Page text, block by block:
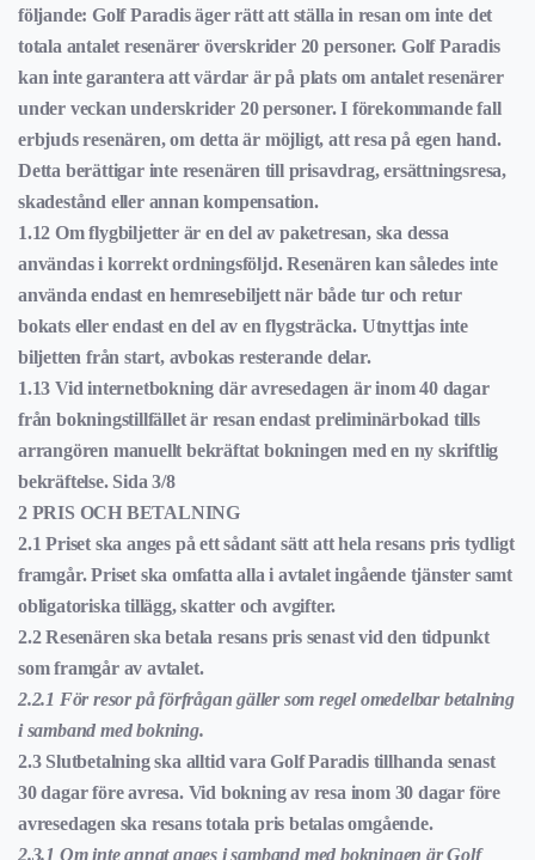
följande: Golf Paradis äger rätt att ställa in resan om inte det
totala antalet resenärer överskrider 20 personer. Golf Paradis
kan inte garantera att värdar är på plats om antalet resenärer
under veckan underskrider 20 personer. I förekommande fall
erbjuds resenären, om detta är möjligt, att resa på egen hand.
Detta berättigar inte resenären till prisavdrag, ersättningsresa,
skadestånd eller annan kompensation.
1.12 Om flygbiljetter är en del av paketresan, ska dessa
användas i korrekt ordningsföljd. Resenären kan således inte
använda endast en hemresebiljett när både tur och retur
bokats eller endast en del av en flygsträcka. Utnyttjas inte
biljetten från start, avbokas resterande delar.
1.13 Vid internetbokning där avresedagen är inom 40 dagar
från bokningstillfället är resan endast preliminärbokad tills
arrangören manuellt bekräftat bokningen med en ny skriftlig
bekräftelse. Sida 3/8
2 PRIS OCH BETALNING
2.1 Priset ska anges på ett sådant sätt att hela resans pris tydligt
framgår. Priset ska omfatta alla i avtalet ingående tjänster samt
obligatoriska tillägg, skatter och avgifter.
2.2 Resenären ska betala resans pris senast vid den tidpunkt
som framgår av avtalet.
2.2.1 För resor på förfrågan gäller som regel omedelbar betalning
i samband med bokning.
2.3 Slutbetalning ska alltid vara Golf Paradis tillhanda senast
30 dagar före avresa. Vid bokning av resa inom 30 dagar före
avresedagen ska resans totala pris betalas omgående.
2.3.1 Om inte annat anges i samband med bokningen är Golf